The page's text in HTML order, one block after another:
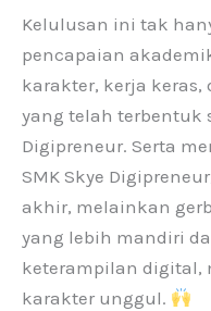
Kelulusan ini tak
pencapaian
karakter, kerja keras,
yang telah terbentuk
Digipreneur. Serta
SMK Skye
akhir, melainkan
yang lebih mandiri
keterampilan digital,
karakter unggul.